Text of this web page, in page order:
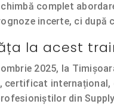
complet
incerte, ci după
la acest
2025, la
certificat internațional,
din